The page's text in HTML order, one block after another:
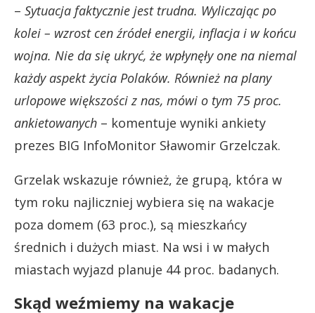
– Sytuacja faktycznie jest trudna. Wyliczając po
kolei – wzrost cen źródeł energii, inflacja i w końcu
wojna. Nie da się ukryć, że wpłynęły one na niemal
każdy aspekt życia Polaków. Również na plany
urlopowe większości z nas, mówi o tym 75 proc.
ankietowanych – komentuje wyniki ankiety
prezes BIG InfoMonitor Sławomir Grzelczak.
Grzelak wskazuje również, że grupą, która w
tym roku najliczniej wybiera się na wakacje
poza domem (63 proc.), są mieszkańcy
średnich i dużych miast. Na wsi i w małych
miastach wyjazd planuje 44 proc. badanych.
Skąd weźmiemy na wakacje